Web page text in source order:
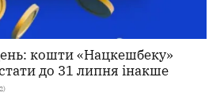
кошти «Нацкешбеку»
до 31 липня інакше